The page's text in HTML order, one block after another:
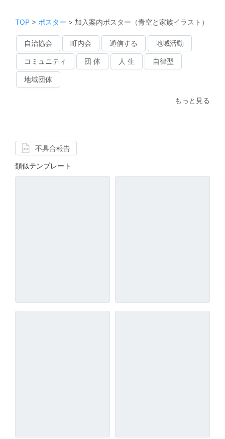
TOP > ポスター > 加入案内ポスター（青空と家族イラスト）
自治協会 町内会 通信する 地域活動
コミュニティ 団 体 人 生 自律型
地域団体
もっと見る
不具合報告
類似テンプレート